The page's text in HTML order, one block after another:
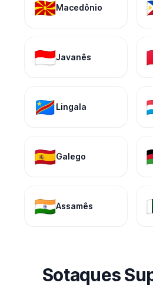
🇲🇰Macedônio
🇮🇩Javanês
🇨🇩Lingala
🇪🇸Galego
🇮🇳Assamês
Sotaques